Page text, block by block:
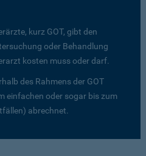
kurz GOT, gibt den
oder Behandlung
kosten muss oder darf.
des Rahmens der GOT
einfachen oder sogar bis zum
abrechnet.